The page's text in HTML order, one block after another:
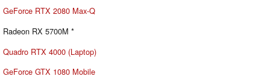
GeForce RTX 2080 Max-Q
Radeon RX 5700M *
Quadro RTX 4000 (Laptop)
GeForce GTX 1080 Mobile